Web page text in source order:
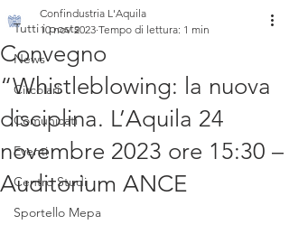
Tutti i posts
News
Circolari
Comunicati
Eventi
Centro Studi
Sportello Mepa
Convegno
“Whistleblowing: la nuova
disciplina. L’Aquila 24
novembre 2023 ore 15:30 –
Auditorium ANCE
Confindustria L'Aquila
10 nov 2023 Tempo di lettura: 1 min